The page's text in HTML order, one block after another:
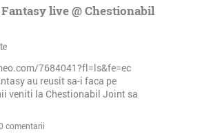
live @ Chestionabil
7684041?fl=ls&fe=ec
au reusit sa-i faca pe
veniti la Chestionabil Joint sa
comentarii